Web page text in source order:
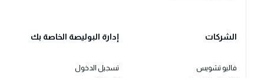
الشركات
فاليو تشويس
إدارة البوليصة الخاصة بك
تسجيل الدخول